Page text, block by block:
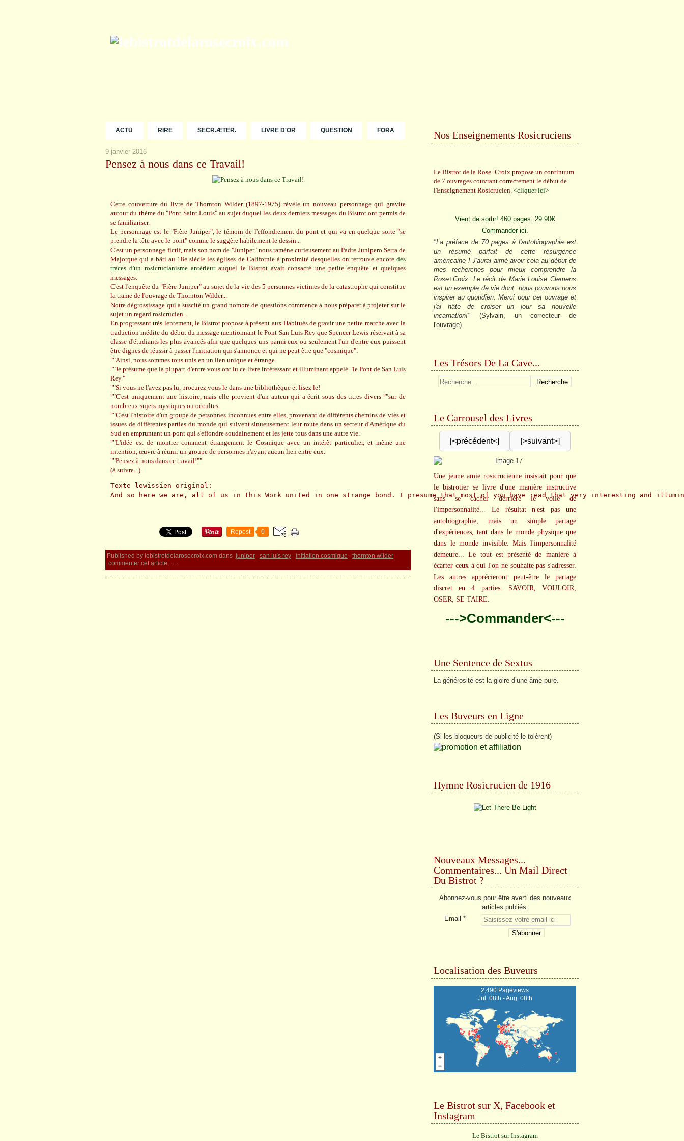
ACTU RIRE SECR.ÆTER. LIVRE D'OR QUESTION FORA
9 janvier 2016
Pensez à nous dans ce Travail!
Cette couverture du livre de Thornton Wilder (1897-1975) révèle un nouveau personnage qui gravite
autour du thème du "Pont Saint Louis" au sujet duquel les deux derniers messages du Bistrot ont permis de
se familiariser.
Le personnage est le "Frère Juniper", le témoin de l'effondrement du pont et qui va en quelque sorte "se
prendre la tête avec le pont" comme le suggère habilement le dessin...
C'est un personnage fictif, mais son nom de "Juniper" nous ramène curieusement au Padre Junipero Serra de
Majorque qui a bâti au 18e siècle les églises de Californie à proximité desquelles on retrouve encore des
traces d'un rosicrucianisme antérieurauquel le Bistrot avait consacré une petite enquête et quelques
messages.
C'est l'enquête du "Frère Juniper" au sujet de la vie des 5 personnes victimes de la catastrophe qui constitue
la trame de l'ouvrage de Thornton Wilder...
Notre dégrossissage qui a suscité un grand nombre de questions commence à nous préparer à projeter sur le
sujet un regard rosicrucien...
En progressant très lentement, le Bistrot propose à présent aux Habitués de gravir une petite marche avec la
traduction inédite du début du message mentionnant le Pont San Luis Rey que Spencer Lewis réservait à sa
classe d'étudiants les plus avancés afin que quelques uns parmi eux ou seulement l'un d'entre eux puissent
être dignes de réussir à passer l'initiation qui s'annonce et qui ne peut être que "cosmique":
""Ainsi, nous sommes tous unis en un lien unique et étrange.
""Je présume que la plupart d'entre vous ont lu ce livre intéressant et illuminant appelé "le Pont de San Luis
Rey."
""Si vous ne l'avez pas lu, procurez vous le dans une bibliothèque et lisez le!
""C'est uniquement une histoire, mais elle provient d'un auteur qui a écrit sous des titres divers ""sur de
nombreux sujets mystiques ou occultes.
""C'est l'histoire d'un groupe de personnes inconnues entre elles, provenant de différents chemins de vies et
issues de différentes parties du monde qui suivent sinueusement leur route dans un secteur d'Amérique du
Sud en empruntant un pont qui s'effondre soudainement et les jette tous dans une autre vie.
""L'idée est de montrer comment étrangement le Cosmique avec un intérêt particulier, et même une
intention, œuvre à réunir un groupe de personnes n'ayant aucun lien entre eux.
""Pensez à nous dans ce travail!""
(à suivre...)
Texte lewissien original:
And so here we are, all of us in this Work united in one strange bond. I presume that most of you have read that very interesting and
Repost 0
Published by lebistrotdelarosecroix.com dans juniper san luis rey initiation cosmique
thornton wilder
commenter cet article
…
Nos Enseignements Rosicruciens
Le Bistrot de la Rose+Croix propose un continuum
de 7 ouvrages couvrant correctement le début de
l'Enseignement Rosicrucien. <cliquer ici>
Vient de sortir! 460 pages. 29.90€
Commander ici.
"La préface de 70 pages à l'autobiographie est
un résumé parfait de cette résurgence
américaine ! J'aurai aimé avoir cela au début de
mes recherches pour mieux comprendre la
Rose+Croix. Le récit de Marie Louise Clemens
est un exemple de vie dont nous pouvons nous
inspirer au quotidien. Merci pour cet ouvrage et
j'ai hâte de croiser un jour sa nouvelle
incarnation!" (Sylvain, un correcteur de
l'ouvrage)
Les Trésors De La Cave...
Le Carrousel des Livres
[<précédent<] [>suivant>]
Une jeune amie rosicrucienne insistait pour que
le bistrotier se livre d'une manière instructive
sans se cacher derrière le voile de
l'impersonnalité... Le résultat n'est pas une
autobiographie, mais un simple partage
d'expériences, tant dans le monde physique que
dans le monde invisible. Mais l'impersonnalité
demeure... Le tout est présenté de manière à
écarter ceux à qui l'on ne souhaite pas s'adresser.
Les autres apprécieront peut-être le partage
discret en 4 parties: SAVOIR, VOULOIR,
OSER, SE TAIRE.
--->Commander<---
Une Sentence de Sextus
La générosité est la gloire d’une âme pure.
Les Buveurs en Ligne
(Si les bloqueurs de publicité le tolèrent)
Hymne Rosicrucien de 1916
Nouveaux Messages...
Commentaires... Un Mail Direct
Du Bistrot ?
Abonnez-vous pour être averti des nouveaux
articles publiés.
Email
Localisation des Buveurs
2,490 Pageviews
Jul. 08th - Aug. 08th
Le Bistrot sur X, Facebook et
Instagram
Le Bistrot sur Instagram